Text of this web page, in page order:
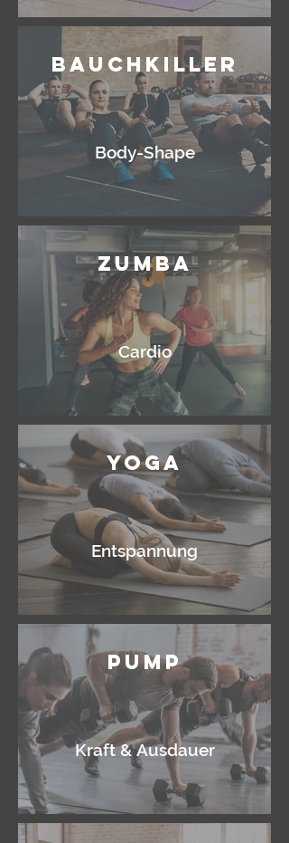
Bauchkiller
Body-Shape
Zumba
Cardio
Yoga
Entspannung
Pump
Kraft & Ausdauer